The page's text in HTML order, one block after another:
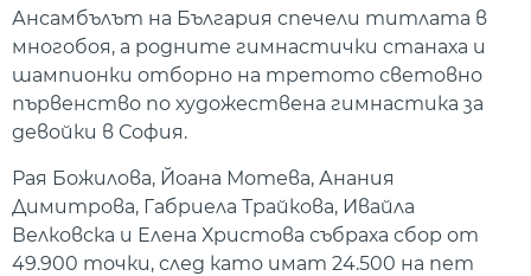
Ансамбълът на България спечели титлата в
многобоя, а родните гимнастички станаха и
шампионки отборно на третото световно
първенство по художествена гимнастика за
девойки в София.
Рая Божилова, Йоана Мотева, Анания
Димитрова, Габриела Трайкова, Ивайла
Велковска и Елена Христова събраха сбор от
49.900 точки, след като имат 24.500 на пет